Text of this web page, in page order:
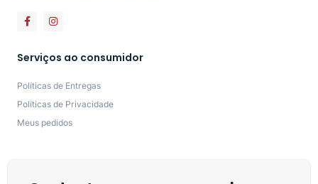
Serviços ao consumidor
Políticas de Entregas
Políticas de Privacidade
Meus pedidos